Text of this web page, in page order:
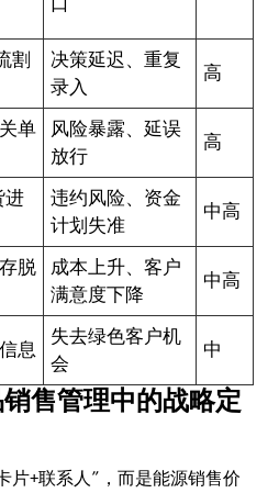
割
决策延迟、重复
录入
高
单
风险暴露、延误
放行
高
进
违约风险、资金
计划失准
中高
脱
成本上升、客户
满意度下降
中高
息
失去绿色客户机
会
中
售管理中的战略定
片+联系人”，而是能源销售价